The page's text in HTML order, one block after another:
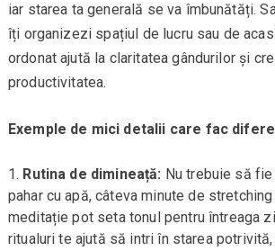
iar starea ta generală se va îmbunătăți.
îți organizezi spațiul de lucru sau de
ordonat ajută la claritatea gândurilor și
productivitatea.
Exemple de mici detalii care fac
Rutina de dimineață: Nu trebuie să
pahar cu apă, câteva minute de
meditație pot seta tonul pentru întreaga
ritualuri te ajută să intri în starea